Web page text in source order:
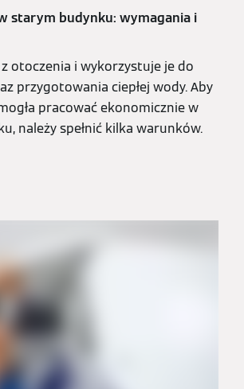
starym budynku: wymagania i
z otoczenia i wykorzystuje je do
przygotowania ciepłej wody. Aby
pracować ekonomicznie w
należy spełnić kilka warunków.